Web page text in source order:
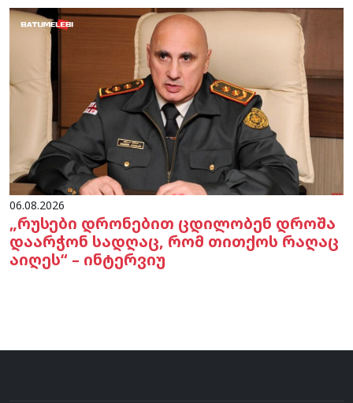
06.08.2026
„რუსები დრონებით ცდილობენ დროშა
დაარჭონ სადღაც, რომ თითქოს რაღაც
აიღეს“ – ინტერვიუ